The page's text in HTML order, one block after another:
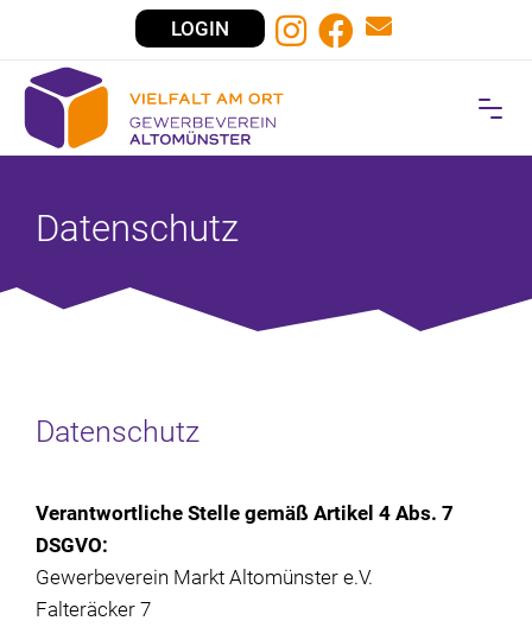
LOGIN
Datenschutz
Datenschutz
Verantwortliche Stelle gemäß Artikel 4 Abs. 7
DSGVO:
Gewerbeverein Markt Altomünster e.V.
Falteräcker 7